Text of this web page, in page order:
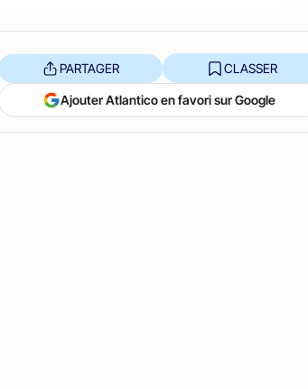
PARTAGER CLASSER
Ajouter Atlantico en favori sur Google